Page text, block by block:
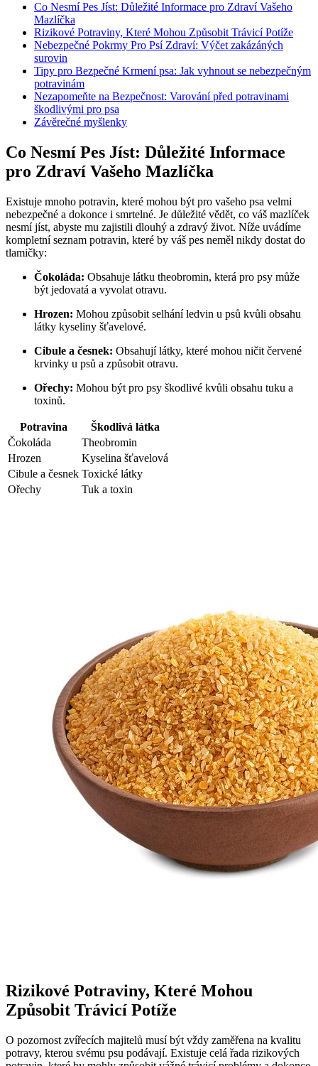
Co Nesmí Pes Jíst: Důležité Informace pro Zdraví Vašeho
Mazlíčka
Rizikové Potraviny, Které Mohou Způsobit Trávicí Potíže
Nebezpečné Pokrmy Pro Psí Zdraví: Výčet zakázáných
surovin
Tipy pro Bezpečné Krmení psa: Jak vyhnout se nebezpečným
potravinám
Nezapomeňte na Bezpečnost: Varování před potravinami
škodlivými pro psa
Závěrečné myšlenky
Co Nesmí Pes Jíst: Důležité Informace
pro Zdraví Vašeho Mazlíčka
Existuje mnoho potravin, které mohou být pro vašeho psa velmi
nebezpečné a dokonce i smrtelné. Je důležité vědět, co váš mazlíček
nesmí jíst, abyste mu zajistili dlouhý a zdravý život. Níže uvádíme
kompletní seznam potravin, které by váš pes neměl nikdy dostat do
tlamičky:
Čokoláda: Obsahuje látku theobromin, která pro psy může
být jedovatá a vyvolat otravu.
Hrozen: Mohou způsobit selhání ledvin u psů kvůli obsahu
látky kyseliny šťavelové.
Cibule a česnek: Obsahují látky, které mohou ničit červené
krvinky u psů a způsobit otravu.
Ořechy: Mohou být pro psy škodlivé kvůli obsahu tuku a
toxinů.
Potravina
Škodlivá látka
Čokoláda
Theobromin
Hrozen
Kyselina šťavelová
Cibule a česnek Toxické látky
Ořechy
Tuk a toxin
Rizikové Potraviny, Které Mohou
Způsobit Trávicí Potíže
O pozornost zvířecích majitelů musí být vždy zaměřena na kvalitu
potravy, kterou svému psu podávají. Existuje celá řada rizikových